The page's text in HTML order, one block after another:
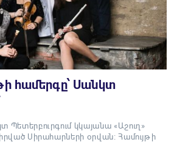
համերգը՝ Սանկտ
Պետերբուրգում կկայանա «Աշուղ»
Սիրահարների օրվան։ Համույթի